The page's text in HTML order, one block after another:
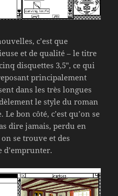
c’est que
et de qualité – le titre
disquettes 3,5″, ce qui
principalement
dans les très longues
le style du roman
bon côté, c’est qu’on se
dire jamais, perdu en
se trouve et des
d’emprunter.